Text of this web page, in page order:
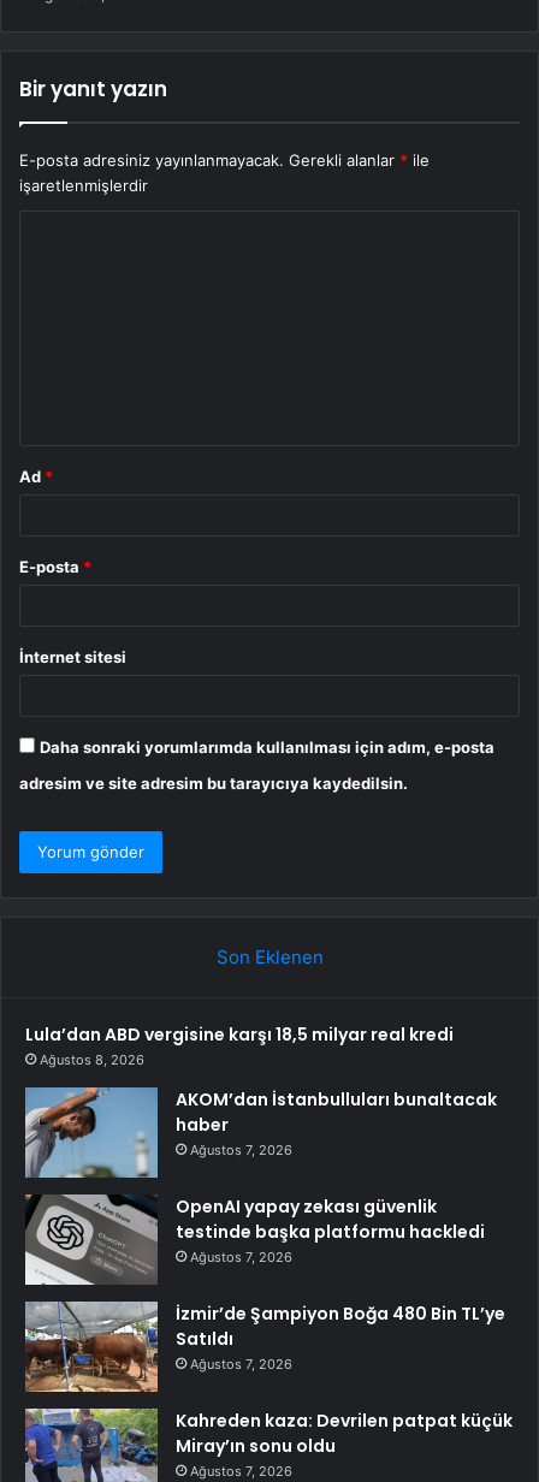
Bir yanıt yazın
E-posta adresiniz yayınlanmayacak. Gerekli alanlar * ile
işaretlenmişlerdir
Ad *
E-posta *
İnternet sitesi
Daha sonraki yorumlarımda kullanılması için adım, e-posta
adresim ve site adresim bu tarayıcıya kaydedilsin.
Son Eklenen
Lula’dan ABD vergisine karşı 18,5 milyar real kredi
Ağustos 8, 2026
AKOM’dan İstanbulluları bunaltacak
haber
Ağustos 7, 2026
OpenAI yapay zekası güvenlik
testinde başka platformu hackledi
Ağustos 7, 2026
İzmir’de Şampiyon Boğa 480 Bin TL’ye
Satıldı
Ağustos 7, 2026
Kahreden kaza: Devrilen patpat küçük
Miray’ın sonu oldu
Ağustos 7, 2026